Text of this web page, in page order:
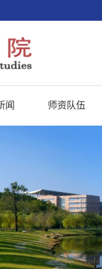
闻 师资队伍